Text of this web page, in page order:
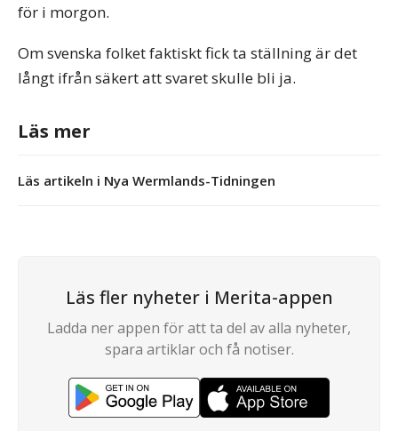
för i morgon.
Om svenska folket faktiskt fick ta ställning är det
långt ifrån säkert att svaret skulle bli ja.
Läs mer
Läs artikeln i Nya Wermlands-Tidningen
Läs fler nyheter i Merita-appen
Ladda ner appen för att ta del av alla nyheter,
spara artiklar och få notiser.